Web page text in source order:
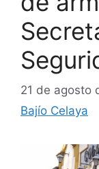
21 de agosto
Bajío Celaya